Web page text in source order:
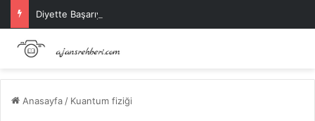
Diyette Başarıyı Artıran Pratik Beslenme Önerileri
Anasayfa / Kuantum fiziği